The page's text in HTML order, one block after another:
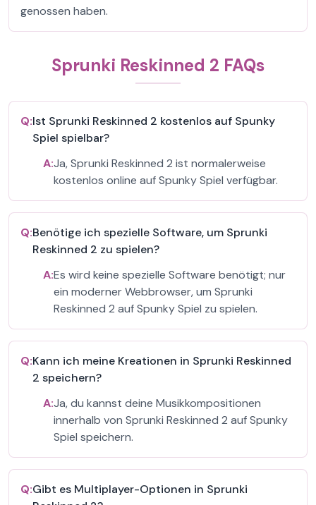
genossen haben.
Sprunki Reskinned 2 FAQs
Q:Ist Sprunki Reskinned 2 kostenlos auf Spunky
Spiel spielbar?
A:Ja, Sprunki Reskinned 2 ist normalerweise
kostenlos online auf Spunky Spiel verfügbar.
Q:Benötige ich spezielle Software, um Sprunki
Reskinned 2 zu spielen?
A:Es wird keine spezielle Software benötigt; nur
ein moderner Webbrowser, um Sprunki
Reskinned 2 auf Spunky Spiel zu spielen.
Q:Kann ich meine Kreationen in Sprunki Reskinned
2 speichern?
A:Ja, du kannst deine Musikkompositionen
innerhalb von Sprunki Reskinned 2 auf Spunky
Spiel speichern.
Q:Gibt es Multiplayer-Optionen in Sprunki